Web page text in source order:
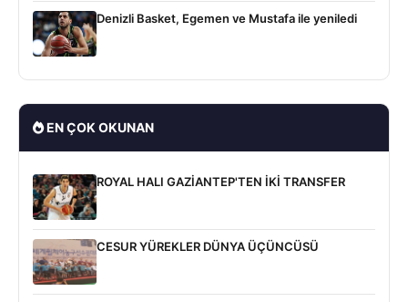
Denizli Basket, Egemen ve Mustafa ile yeniledi
EN ÇOK OKUNAN
ROYAL HALI GAZİANTEP'TEN İKİ TRANSFER
CESUR YÜREKLER DÜNYA ÜÇÜNCÜSÜ